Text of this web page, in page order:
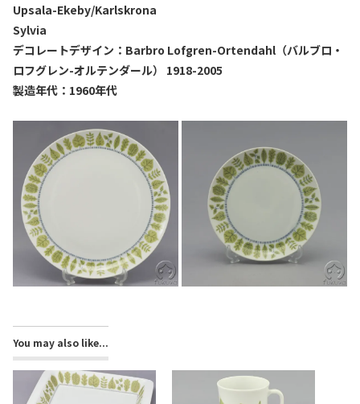
Upsala-Ekeby/Karlskrona
Sylvia
デコレートデザイン：Barbro Lofgren-Ortendahl（バルブロ・
ロフグレン-オルテンダール） 1918-2005
製造年代：1960年代
You may also like...